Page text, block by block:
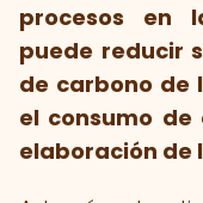
procesos en
puede reducir
de carbono de
el consumo
elaboración de